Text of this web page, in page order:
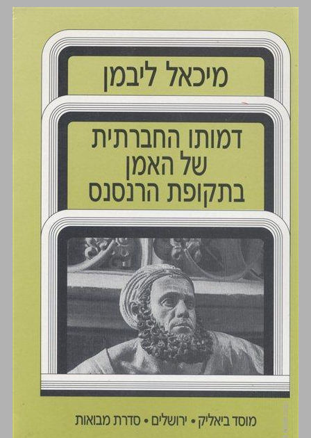
דמותו החברתית של האמן בתקופת הרנסנס ... 0